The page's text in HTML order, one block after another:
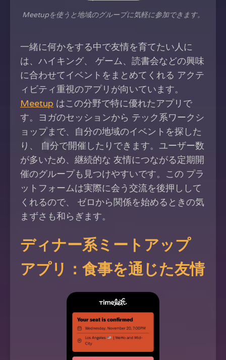
Meetupを使うと地域のグループに気軽に参加できます。
一緒に何かをする中で友情を育てたい人に
は、ハイキング、 ゲーム、読書会などの興味
に合わせてイベントをまとめてくれる アクテ
ィビティ重視のアプリが向いています。
Meetup はこの分野で特に優れたアプリで
す。ヨガのセッションから テック系ワークシ
ョップまで、自分の地域のイベントを探した
り、 自分で開催したりできます。ユーザー数
が多いため、継続的な 友情につながる定期開
催のグループも見つけやすいです。この プラ
ットフォームは実際に会う交流を後押しして
くれるので、 ゼロから関係を始めるときの気
まずさも和らぎます。
ディナー系ミートアップ
アプリ：食事を通じた友情